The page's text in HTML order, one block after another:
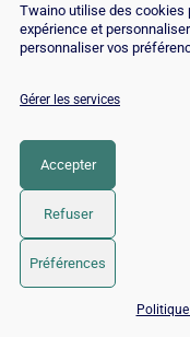
Twaino utilise des cookies
expérience et
personnaliser vos
Gérer les services
Accepter
Refuser
Préférences
Comment
web avec
19/11/2020
Retranscription vidéo
vous montrer
donc la partie qui
c’est
📅 Réserver